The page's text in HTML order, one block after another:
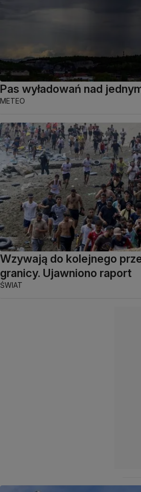
Pas wyładowań nad
METEO
Wzywają do kolejnego
granicy. Ujawniono raport
ŚWIAT